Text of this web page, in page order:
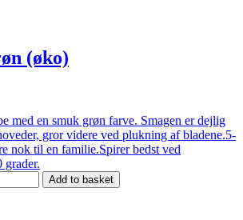
(øko)
med en smuk grøn farve. Smagen er dejlig
gror videre ved plukning af bladene.5-
nok til en familie.Spirer bedst ved
grader.
Add to basket